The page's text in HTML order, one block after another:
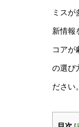
ミス
新情報
コアが
の選び
ださい。